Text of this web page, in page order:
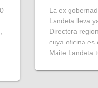
La ex
Landeta lleva
Directora
cuya oficina es
Maite Landeta